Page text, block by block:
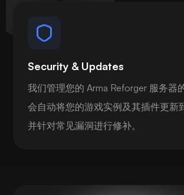
Security & Updates
我们管理您的 Arma Reforger 服务器
会自动将您的游戏实例及其插件更新
并针对常见漏洞进行修补。